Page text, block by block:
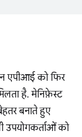
एपीआई को फिर
है. मेनिफ़ेस्ट
बनाते हुए
उपयोगकर्ताओं को